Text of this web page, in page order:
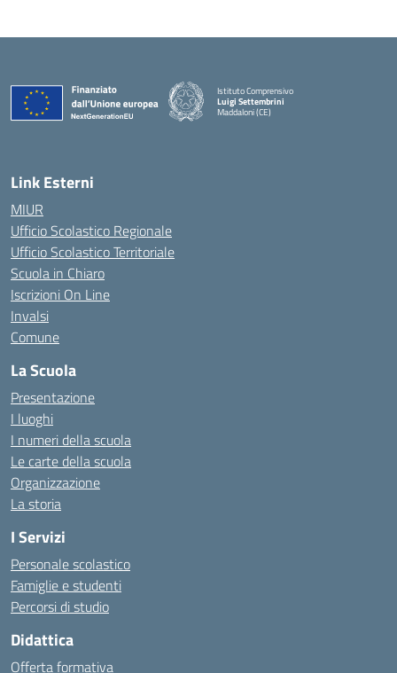
Istituto Comprensivo
Luigi Settembrini
Maddaloni (CE)
Link Esterni
MIUR
Ufficio Scolastico Regionale
Ufficio Scolastico Territoriale
Scuola in Chiaro
Iscrizioni On Line
Invalsi
Comune
La Scuola
Presentazione
I luoghi
I numeri della scuola
Le carte della scuola
Organizzazione
La storia
I Servizi
Personale scolastico
Famiglie e studenti
Percorsi di studio
Didattica
Offerta formativa